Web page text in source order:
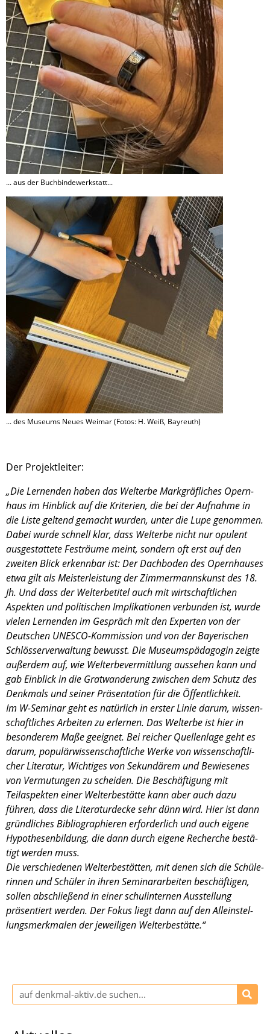
... aus der Buchbindewerkstatt...
... des Museums Neues Weimar (Fotos: H. Weiß, Bayreuth)
Der Projekt­lei­ter:
„Die Lernen­den haben das Welterbe Markgräf­li­ches Opern­
haus im Hinblick auf die Krite­rien, die bei der Aufnahme in
die Liste geltend gemacht wurden, unter die Lupe genom­men.
Dabei wurde schnell klar, dass Welterbe nicht nur opulent
ausge­stat­tete Festräume meint, sondern oft erst auf den
zweiten Blick erkenn­bar ist: Der Dachbo­den des Opern­hau­ses
etwa gilt als Meister­leis­tung der Zimmer­manns­kunst des 18.
Jh. Und dass der Welterbe­ti­tel auch mit wirtschaft­li­chen
Aspek­ten und politi­schen Impli­ka­tio­nen verbun­den ist, wurde
vielen Lernen­den im Gespräch mit den Exper­ten von der
Deutschen UNESCO-Kommission und von der Bayeri­schen
Schlös­ser­ver­wal­tung bewusst. Die Museums­päd­ago­gin zeigte
außer­dem auf, wie Welterbe­ver­mitt­lung ausse­hen kann und
gab Einblick in die Gratwan­de­rung zwischen dem Schutz des
Denkmals und seiner Präsen­ta­tion für die Öffent­lich­keit.
Im W-Seminar geht es natür­lich in erster Linie darum, wissen­
schaft­li­ches Arbei­ten zu erler­nen. Das Welterbe ist hier in
beson­de­rem Maße geeig­net. Bei reicher Quellen­lage geht es
darum, populär­wis­sen­schaft­li­che Werke von wissen­schaft­li­
cher Litera­tur, Wichti­ges von Sekun­dä­rem und Bewie­se­nes
von Vermu­tun­gen zu schei­den. Die Beschäf­ti­gung mit
Teilaspek­ten einer Welterbe­stätte kann aber auch dazu
führen, dass die Litera­tur­de­cke sehr dünn wird. Hier ist dann
gründ­li­ches Biblio­gra­phie­ren erfor­der­lich und auch eigene
Hypothe­sen­bil­dung, die dann durch eigene Recher­che bestä­
tigt werden muss.
Die verschie­de­nen Welterbe­stät­ten, mit denen sich die Schüle­
rin­nen und Schüler in ihren Seminar­ar­bei­ten beschäf­ti­gen,
sollen abschlie­ßend in einer schul­in­ter­nen Ausstel­lung
präsen­tiert werden. Der Fokus liegt dann auf den Allein­stel­
lungs­merk­ma­len der jewei­li­gen Welterbe­stätte.“